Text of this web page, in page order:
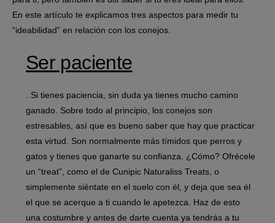
En este artículo te explicamos tres aspectos para medir tu
“ideabilidad” en relación con los conejos.
Ser paciente
. Si tienes paciencia, sin duda ya tienes mucho camino
ganado. Sobre todo al principio, los conejos son
estresables, así que es bueno saber que hay que practicar
esta virtud. Son normalmente más tímidos que perros y
gatos y tienes que ganarte su confianza. ¿Cómo? Ofrécele
un “treat”, como el de Cunipic Naturaliss Treats, o
simplemente siéntate en el suelo con él, y deja que sea él
el que se acerque a ti cuando le apetezca. Haz de esto
una costumbre y antes de darte cuenta ya tendrás a tu